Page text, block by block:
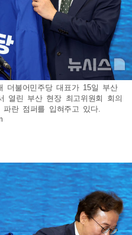
더불어민주당 대표가 15일 부산
열린 부산 현장 최고위원회 회의
란 점퍼를 입혀주고 있다.